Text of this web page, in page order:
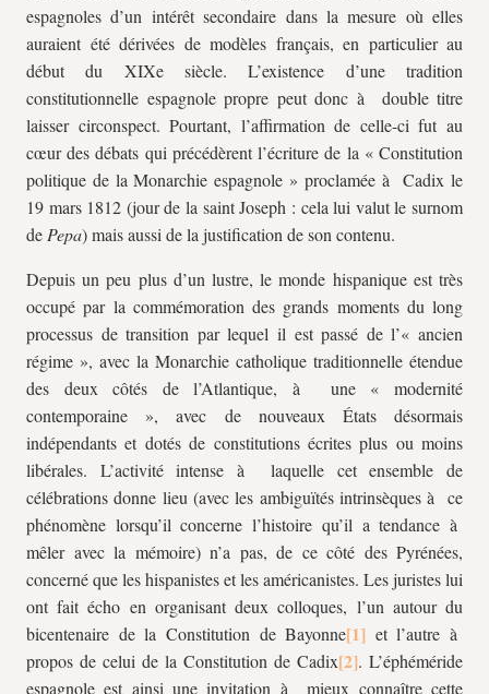
espagnoles d’un intérêt secondaire dans la mesure où elles
auraient été dérivées de modèles français, en particulier au
début du XIXe siècle. L’existence d’une tradition
constitutionnelle espagnole propre peut donc à double titre
laisser circonspect. Pourtant, l’affirmation de celle-ci fut au
cœur des débats qui précédèrent l’écriture de la « Constitution
politique de la Monarchie espagnole » proclamée à Cadix le
19 mars 1812 (jour de la saint Joseph : cela lui valut le surnom
de Pepa) mais aussi de la justification de son contenu.
Depuis un peu plus d’un lustre, le monde hispanique est très
occupé par la commémoration des grands moments du long
processus de transition par lequel il est passé de l’« ancien
régime », avec la Monarchie catholique traditionnelle étendue
des deux côtés de l’Atlantique, à une « modernité
contemporaine », avec de nouveaux États désormais
indépendants et dotés de constitutions écrites plus ou moins
libérales. L’activité intense à laquelle cet ensemble de
célébrations donne lieu (avec les ambiguïtés intrinsèques à ce
phénomène lorsqu’il concerne l’histoire qu’il a tendance à
mêler avec la mémoire) n’a pas, de ce côté des Pyrénées,
concerné que les hispanistes et les américanistes. Les juristes lui
ont fait écho en organisant deux colloques, l’un autour du
bicentenaire de la Constitution de Bayonne
et l’autre à
propos de celui de la Constitution de Cadix
. L’éphéméride
espagnole est ainsi une invitation à mieux connaître cette